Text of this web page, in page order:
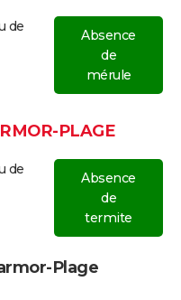
de
Absence
de
mérule
PLAGE
de
Absence
de
termite
Plage